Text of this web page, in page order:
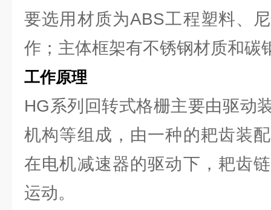
要选用材质为ABS工程塑料、
作；主体框架有不锈钢材质和碳
工作原理
HG系列回转式格栅主要由驱动
机构等组成，由一种的耙齿装
在电机减速器的驱动下，耙齿
运动。